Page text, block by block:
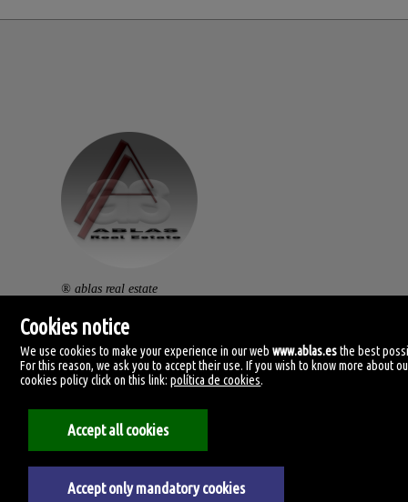
® ablas real estate
av. ramón y cajal, 32.
46470 catarroja. (vlc).
centralita: (+34) 960 119 145
clientes@ablas.es
lunes a viernes: 10:00-13:30 / 16:30-20:00
Cookies notice
We use cookies to make your experience in our webwww.ablas.esthe best
For this reason, we ask you to accept their use. If you wish to know more about
cookies policy click on this link:política de cookies.
Accept all cookies
Accept only mandatory cookies